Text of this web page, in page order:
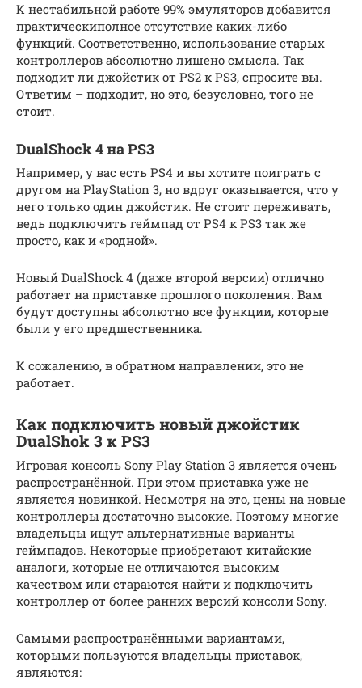
К нестабильной работе 99% эмуляторов добавится
практическиполное отсутствие каких-либо
функций. Соответственно, использование старых
контроллеров абсолютно лишено смысла. Так
подходит ли джойстик от PS2 к PS3, спросите вы.
Ответим – подходит, но это, безусловно, того не
стоит.
DualShock 4 на PS3
Например, у вас есть PS4 и вы хотите поиграть с
другом на PlayStation 3, но вдруг оказывается, что у
него только один джойстик. Не стоит переживать,
ведь подключить геймпад от PS4 к PS3 так же
просто, как и «родной».
Новый DualShock 4 (даже второй версии) отлично
работает на приставке прошлого поколения. Вам
будут доступны абсолютно все функции, которые
были у его предшественника.
К сожалению, в обратном направлении, это не
работает.
Как подключить новый джойстик
DualShok 3 к PS3
Игровая консоль Sony Play Station 3 является очень
распространённой. При этом приставка уже не
является новинкой. Несмотря на это, цены на новые
контроллеры достаточно высокие. Поэтому многие
владельцы ищут альтернативные варианты
геймпадов. Некоторые приобретают китайские
аналоги, которые не отличаются высоким
качеством или стараются найти и подключить
контроллер от более ранних версий консоли Sony.
Самыми распространёнными вариантами,
которыми пользуются владельцы приставок,
являются: